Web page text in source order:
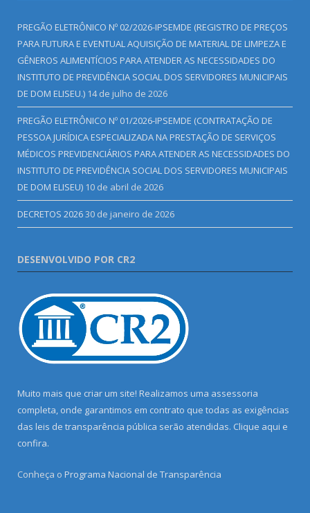
PREGÃO ELETRÔNICO Nº 02/2026-IPSEMDE (REGISTRO DE PREÇOS
PARA FUTURA E EVENTUAL AQUISIÇÃO DE MATERIAL DE LIMPEZA E
GÊNEROS ALIMENTÍCIOS PARA ATENDER AS NECESSIDADES DO
INSTITUTO DE PREVIDÊNCIA SOCIAL DOS SERVIDORES MUNICIPAIS
DE DOM ELISEU.) 14 de julho de 2026
PREGÃO ELETRÔNICO Nº 01/2026-IPSEMDE (CONTRATAÇÃO DE
PESSOA JURÍDICA ESPECIALIZADA NA PRESTAÇÃO DE SERVIÇOS
MÉDICOS PREVIDENCIÁRIOS PARA ATENDER AS NECESSIDADES DO
INSTITUTO DE PREVIDÊNCIA SOCIAL DOS SERVIDORES MUNICIPAIS
DE DOM ELISEU) 10 de abril de 2026
DECRETOS 202630 de janeiro de 2026
DESENVOLVIDO POR CR2
Muito mais que criar um site! Realizamos uma assessoria
completa, onde garantimos em contrato que todas as exigências
das leis de transparência pública serão atendidas. Clique aqui e
confira.
Conheça o Programa Nacional de Transparência